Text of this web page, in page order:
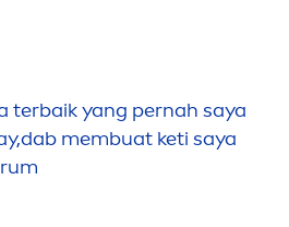
terbaik yang pernah saya
membuat keti saya